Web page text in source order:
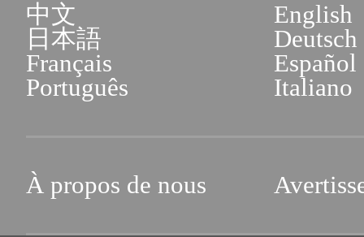
中文
English
日本語
Deutsch
Français
Español
Português
Italiano
À propos de nous